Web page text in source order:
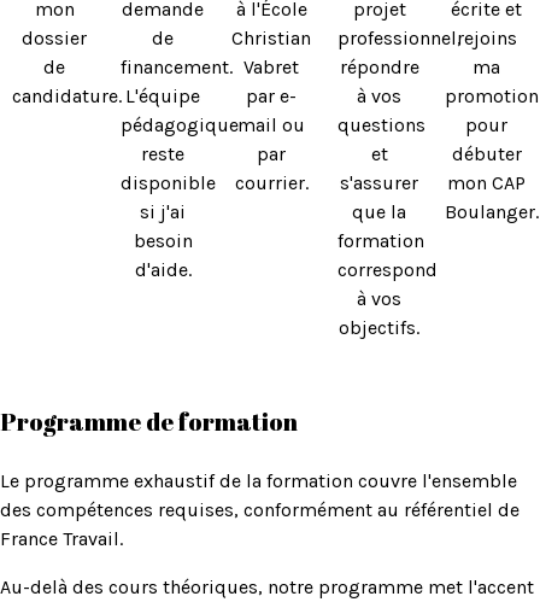
mon
dossier
de
candidature.
demande
de
financement.
L'équipe
pédagogique
reste
disponible
si j'ai
besoin
d'aide.
à l'École
Christian
Vabret
par e-
mail ou
par
courrier.
projet
professionnel,
répondre
à vos
questions
et
s'assurer
que la
formation
correspond
à vos
objectifs.
écrite et
rejoins
ma
promotion
pour
débuter
mon CAP
Boulanger.
Programme de formation
Le programme exhaustif de la formation couvre l'ensemble
des compétences requises, conformément au référentiel de
France Travail.
Au-delà des cours théoriques, notre programme met l'accent